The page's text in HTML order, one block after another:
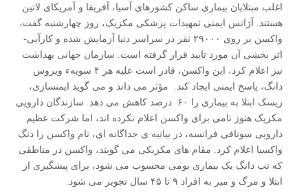
اغلب مبتلایان بیماری ساکن کشورهای آسیا، آفریقا و آمریکای لاتین
هستند. آژانس ایمنی تمهیدات پزشکی مکزیک، روز چهارشنبه گفت،
واکسن بر روی ۲۹۰۰۰ نفر در سراسر دنیا آزمایش شده و کارآیی-
اثر بخشی آن مورد تایید قرار گرفته است. سازمان جهانی بهداشت
نیز اعلام کرد، این واکسن، قادر است علیه هر ۴ سویهء ویروس
دانگ، پاسخ ایمنی ایجاد کند. مؤثر می داند و می گوید ایمنسازی،
ریسک ابتلا به بیماری را ۶۰ درصد کاهش می دهد. سازندگان دارویی
مکزیک هنوز نامی برای واکسن اعلام نکرده اند، اما شرکت عظیم
دارویی سونافی فرانسه، در بیانیه ی جداگانه ای، نام واکسن را دنگ
واکسیا اعلام کرد. مقام های مکزیکی می گویند، واکسن در مناطقی
که تب دانگ یک بیماری بومی محسوب می شود، برای پیشگیری از
ابتلا و مرگ و میر به افراد ۹ تا ۴۵ سال تجویز می شود.